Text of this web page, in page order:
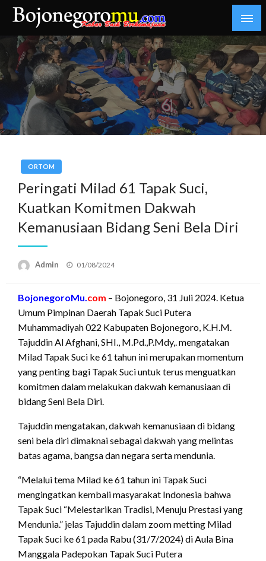
Skip
contentbojonegoromu.com
Kabar Baik Berkemajuan
ORTOM
Peringati Milad 61 Tapak Suci,
Kuatkan Komitmen Dakwah
Kemanusiaan Bidang Seni Bela Diri
Admin
Posted
01/08/2024
BojonegoroMu. com – Bojonegoro, 31 Juli 2024. Ketua
Umum Pimpinan Daerah Tapak Suci Putera
Muhammadiyah 022 Kabupaten Bojonegoro, K.H.M.
Tajuddin Al Afghani, SHI., M.Pd.,P.Mdy,. mengatakan
Milad Tapak Suci ke 61 tahun ini merupakan momentum
yang penting bagi Tapak Suci untuk terus menguatkan
komitmen dalam melakukan dakwah kemanusiaan di
bidang Seni Bela Diri.
Tajuddin mengatakan, dakwah kemanusiaan di bidang
seni bela diri dimaknai sebagai dakwah yang melintas
batas agama, bangsa dan negara serta mendunia.
“Melalui tema Milad ke 61 tahun ini Tapak Suci
mengingatkan kembali masyarakat Indonesia bahwa
Tapak Suci “Melestarikan Tradisi, Menuju Prestasi yang
Mendunia.” jelas Tajuddin dalam zoom metting Milad
Tapak Suci ke 61 pada Rabu (31/7/2024) di Aula Bina
Manggala Padepokan Tapak Suci Putera